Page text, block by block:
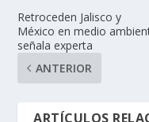
Retroceden Jalisco y
México en medio
señala experta
ANTERIOR
ARTÍCULOS